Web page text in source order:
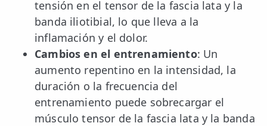
tensión en el tensor de la fascia lata y la
banda iliotibial, lo que lleva a la
inflamación y el dolor.
Cambios en el entrenamiento: Un
aumento repentino en la intensidad, la
duración o la frecuencia del
entrenamiento puede sobrecargar el
músculo tensor de la fascia lata y la banda